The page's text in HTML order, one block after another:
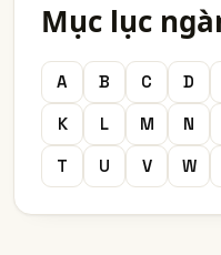
Mục lục
A B C D
K
L M N
T
U V W